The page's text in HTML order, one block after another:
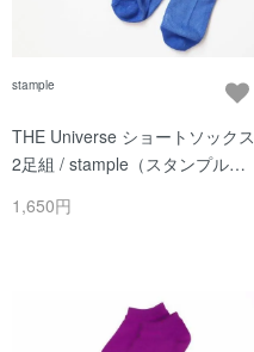
stample
THE Universe ショートソックス
2足組 / stample（スタンプル）/
1,650円